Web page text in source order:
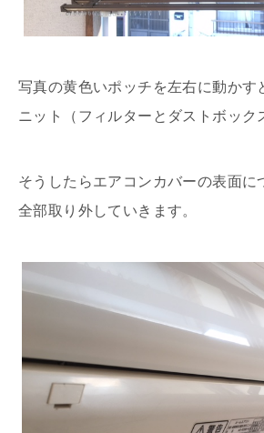
写真の黄色いポッチを左右に動かす
ニット（フィルターとダストボック
そうしたらエアコンカバーの表面に
全部取り外していきます。